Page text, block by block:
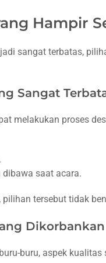
Hampir
sangat terbatas,
Sangat
melakukan proses
saat acara.
tersebut tidak
Dikorbankan
buru, aspek